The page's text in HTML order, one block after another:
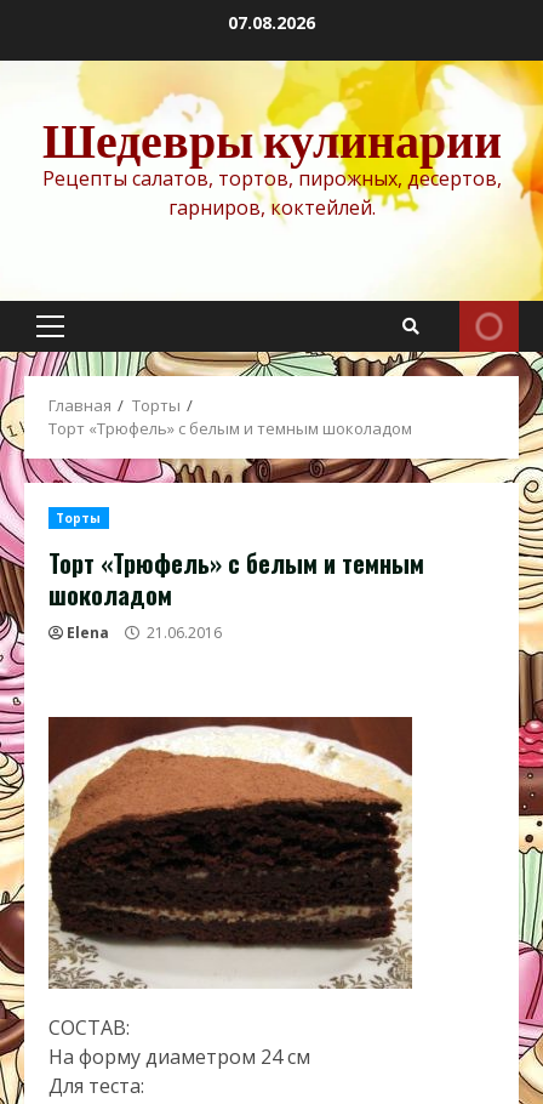
содержимому
07.08.2026
Шедевры кулинарии
Рецепты салатов, тортов, пирожных, десертов,
гарниров, коктейлей.
Основное
меню
Главная
Торты
Торт «Трюфель» с белым и темным шоколадом
Торты
Торт «Трюфель» с белым и темным
шоколадом
Elena 21.06.2016
СОСТАВ:
На форму диаметром 24 см
Для теста: